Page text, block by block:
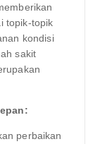
topik-topik
kondisi
sakit
perbaikan